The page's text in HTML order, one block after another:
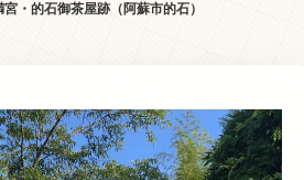
・的石御茶屋跡（阿蘇市的石）